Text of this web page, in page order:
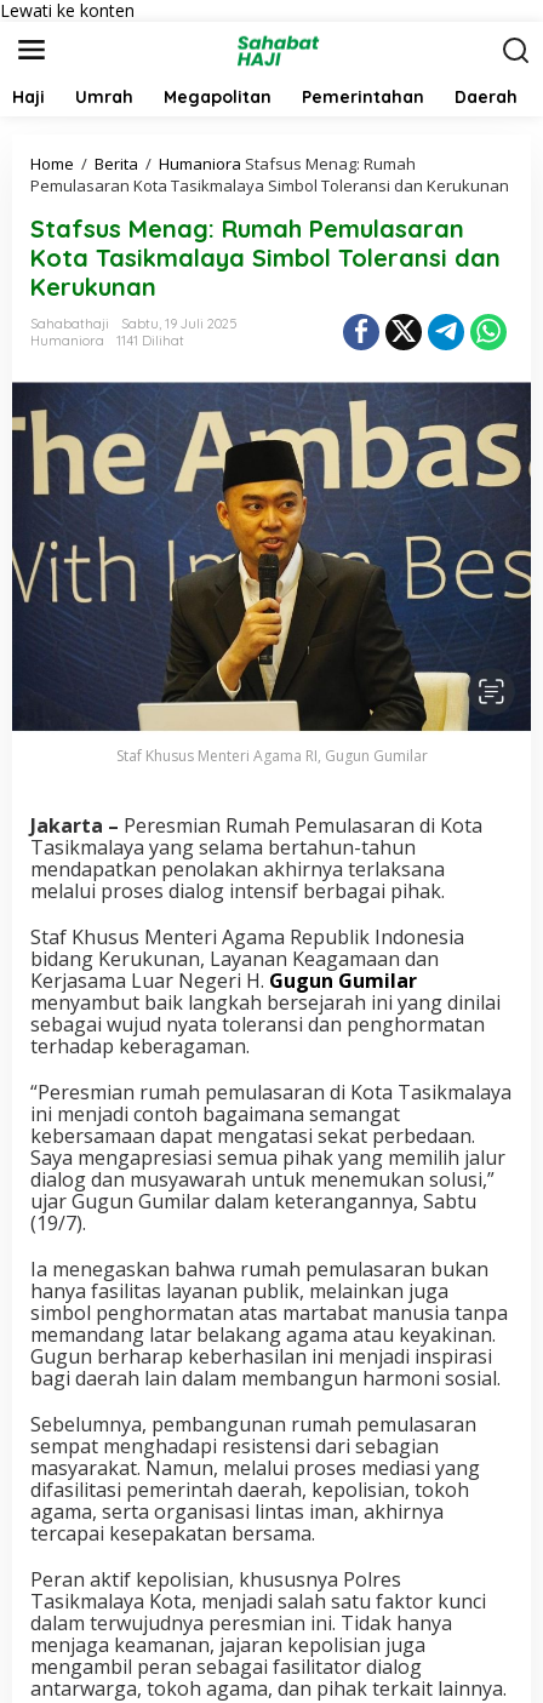
Lewati ke konten
Haji Umrah Megapolitan Pemerintahan Daerah
Home / Berita / Humaniora Stafsus Menag: Rumah
Pemulasaran Kota Tasikmalaya Simbol Toleransi dan Kerukunan
Stafsus Menag: Rumah Pemulasaran
Kota Tasikmalaya Simbol Toleransi dan
Kerukunan
Sahabathaji
Sabtu, 19 Juli 2025
Humaniora
1141 Dilihat
Staf Khusus Menteri Agama RI, Gugun Gumilar
Jakarta – Peresmian Rumah Pemulasaran di Kota
Tasikmalaya yang selama bertahun-tahun
mendapatkan penolakan akhirnya terlaksana
melalui proses dialog intensif berbagai pihak.
Staf Khusus Menteri Agama Republik Indonesia
bidang Kerukunan, Layanan Keagamaan dan
Kerjasama Luar Negeri H. Gugun Gumilar
menyambut baik langkah bersejarah ini yang dinilai
sebagai wujud nyata toleransi dan penghormatan
terhadap keberagaman.
“Peresmian rumah pemulasaran di Kota Tasikmalaya
ini menjadi contoh bagaimana semangat
kebersamaan dapat mengatasi sekat perbedaan.
Saya mengapresiasi semua pihak yang memilih jalur
dialog dan musyawarah untuk menemukan solusi,”
ujar Gugun Gumilar dalam keterangannya, Sabtu
(19/7).
Ia menegaskan bahwa rumah pemulasaran bukan
hanya fasilitas layanan publik, melainkan juga
simbol penghormatan atas martabat manusia tanpa
memandang latar belakang agama atau keyakinan.
Gugun berharap keberhasilan ini menjadi inspirasi
bagi daerah lain dalam membangun harmoni sosial.
Sebelumnya, pembangunan rumah pemulasaran
sempat menghadapi resistensi dari sebagian
masyarakat. Namun, melalui proses mediasi yang
difasilitasi pemerintah daerah, kepolisian, tokoh
agama, serta organisasi lintas iman, akhirnya
tercapai kesepakatan bersama.
Peran aktif kepolisian, khususnya Polres
Tasikmalaya Kota, menjadi salah satu faktor kunci
dalam terwujudnya peresmian ini. Tidak hanya
menjaga keamanan, jajaran kepolisian juga
mengambil peran sebagai fasilitator dialog
antarwarga, tokoh agama, dan pihak terkait lainnya.